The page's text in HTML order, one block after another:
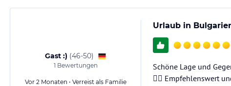
Gast :) (46-50)
1 Bewertungen
Vor 2 Monaten • Verreist als Familie
Urlaub in
Schöne Lage und
👍🏻 Empfehlenswert